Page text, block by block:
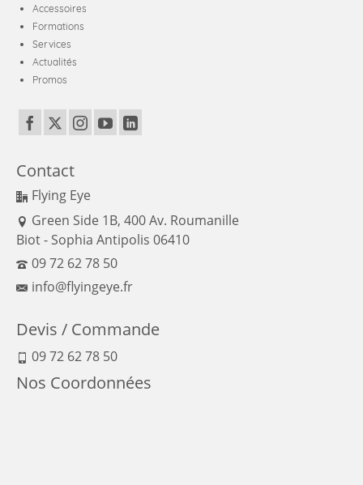
Accessoires
Formations
Services
Actualités
Promos
Contact
Flying Eye
Green Side 1B, 400 Av. Roumanille
Biot - Sophia Antipolis 06410
09 72 62 78 50
info@flyingeye.fr
Devis / Commande
09 72 62 78 50
Nos Coordonnées